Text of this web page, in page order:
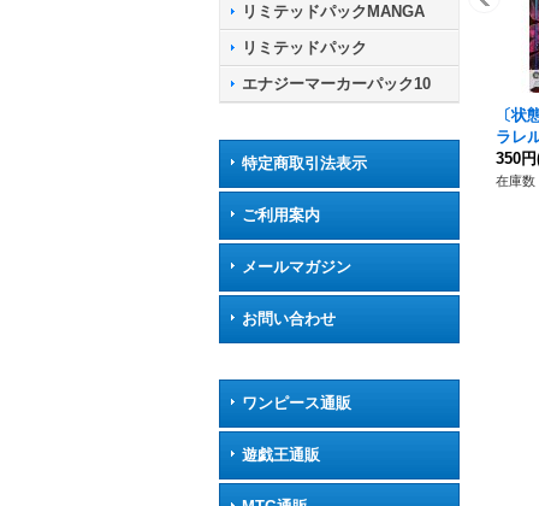
リミテッドパックMANGA
リミテッドパック
エナジーマーカーパック10
特定商取引法表示
ご利用案内
メールマガジン
お問い合わせ
ワンピース通販
遊戯王通販
〔状
ラレ
350円
在庫数